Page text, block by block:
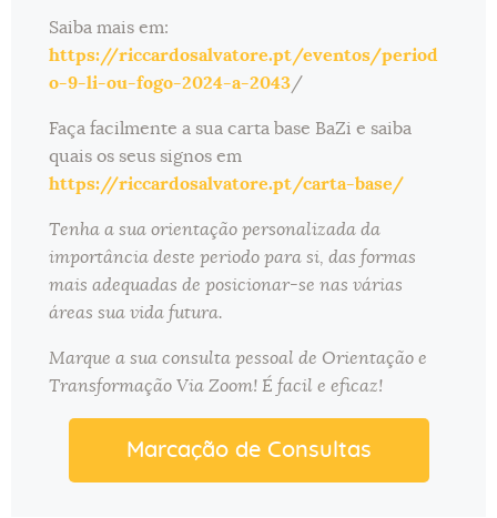
Saiba mais em:
https://riccardosalvatore.pt/eventos/period
o-9-li-ou-fogo-2024-a-2043/
Faça facilmente a sua carta base BaZi e saiba
quais os seus signos em
https://riccardosalvatore.pt/carta-base/
Tenha a sua orientação personalizada da
importância deste periodo para si, das formas
mais adequadas de posicionar-se nas várias
áreas sua vida futura.
Marque a sua consulta pessoal de Orientação e
Transformação Via Zoom! É facil e eficaz!
Marcação de Consultas